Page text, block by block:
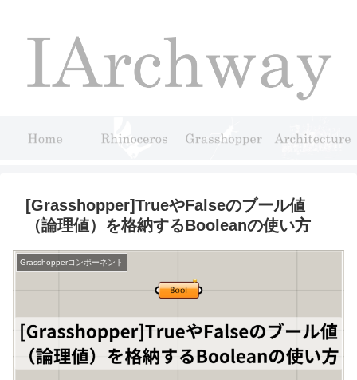
[Grasshopper]TrueやFalseのブール値
（論理値）を格納するBooleanの使い方
Grasshopperコンポーネント